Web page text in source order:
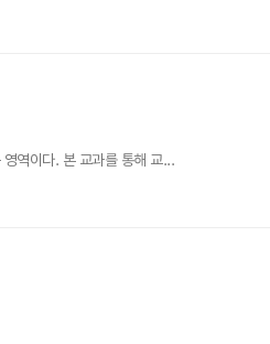
역이다. 본 교과를 통해 교...